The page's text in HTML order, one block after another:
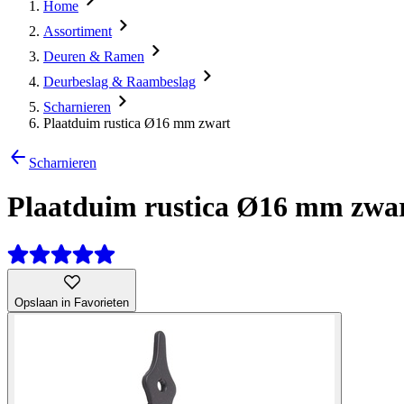
Home
Assortiment
Deuren & Ramen
Deurbeslag & Raambeslag
Scharnieren
Plaatduim rustica Ø16 mm zwart
Scharnieren
Plaatduim rustica Ø16 mm
Opslaan in Favorieten